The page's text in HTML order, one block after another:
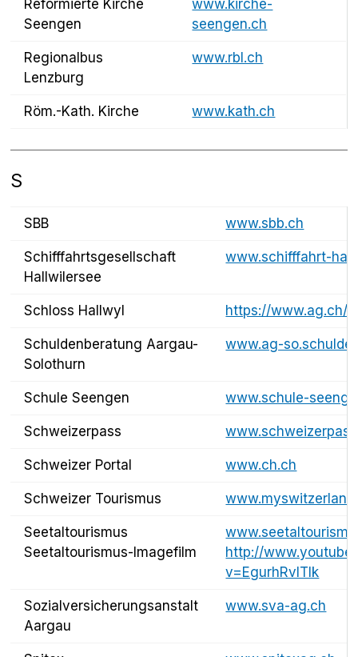
Reformierte Kirche
Seengen
www.kirche-
seengen.ch
Regionalbus
Lenzburg
www.rbl.ch
Röm.-Kath. Kirche www.kath.ch
S
SBB www.sbb.ch
Schifffahrtsgesellschaft
Hallwilersee
www.schifffahrt-
Schloss Hallwyl https://www.ag.ch/
Schuldenberatung Aargau-
Solothurn
www.ag-
Schule Seengen www.schule-
Schweizerpass
Schweizer Portal www.ch.ch
Schweizer Tourismus
Seetaltourismus
Seetaltourismus-Imagefilm
http://
v=EgurhRvITlk
Sozialversicherungsanstalt
Aargau
www.sva-ag.ch